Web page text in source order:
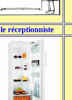
le réceptionniste